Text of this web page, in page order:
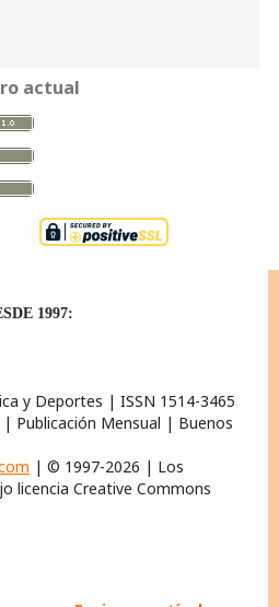
actual
1997:
y Deportes | ISSN 1514-3465
Publicación Mensual | Buenos
| © 1997-2026 | Los
licencia Creative Commons